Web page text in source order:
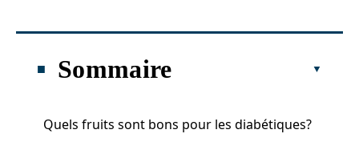
Sommaire
Quels fruits sont bons pour les diabétiques?